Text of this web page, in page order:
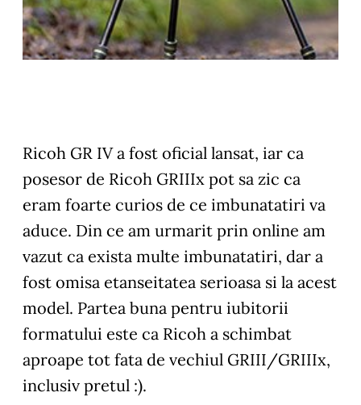
Ricoh GR IV a fost oficial lansat, iar ca
posesor de Ricoh GRIIIx pot sa zic ca
eram foarte curios de ce imbunatatiri va
aduce. Din ce am urmarit prin online am
vazut ca exista multe imbunatatiri, dar a
fost omisa etanseitatea serioasa si la acest
model. Partea buna pentru iubitorii
formatului este ca Ricoh a schimbat
aproape tot fata de vechiul GRIII/GRIIIx,
inclusiv pretul :).